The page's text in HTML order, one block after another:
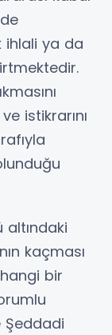
ihlali ya da
istikrarını
altındaki
kaçması
bir
Şeddadi